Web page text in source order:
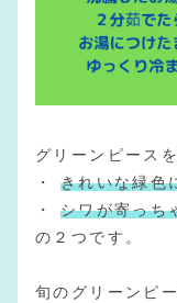
グリーンピース
・ きれいな緑色
・ シワが寄っち
の２つです。
旬のグリーンピ